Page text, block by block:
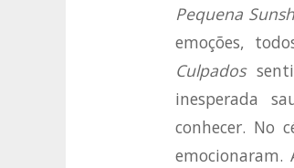
Pequena
emoções,
Culpados
inesperada
conhecer. No